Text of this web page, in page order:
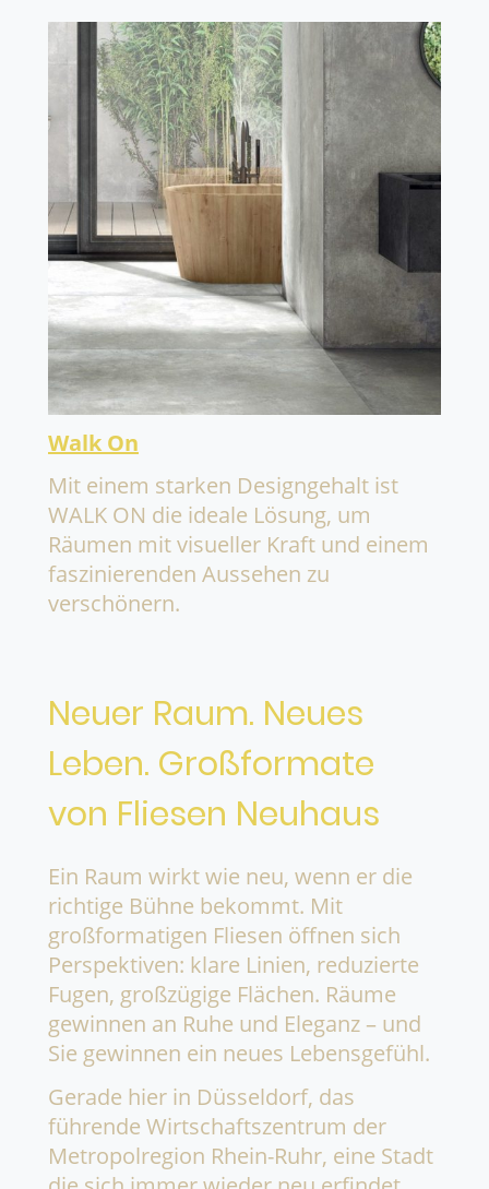
Walk On
Mit einem starken Designgehalt ist
WALK ON die ideale Lösung, um
Räumen mit visueller Kraft und einem
faszinierenden Aussehen zu
verschönern.
Neuer Raum. Neues
Leben. Großformate
von Fliesen Neuhaus
Ein Raum wirkt wie neu, wenn er die
richtige Bühne bekommt. Mit
großformatigen Fliesen öffnen sich
Perspektiven: klare Linien, reduzierte
Fugen, großzügige Flächen. Räume
gewinnen an Ruhe und Eleganz – und
Sie gewinnen ein neues Lebensgefühl.
Gerade hier in Düsseldorf, das
führende Wirtschaftszentrum der
Metropolregion Rhein-Ruhr, eine Stadt